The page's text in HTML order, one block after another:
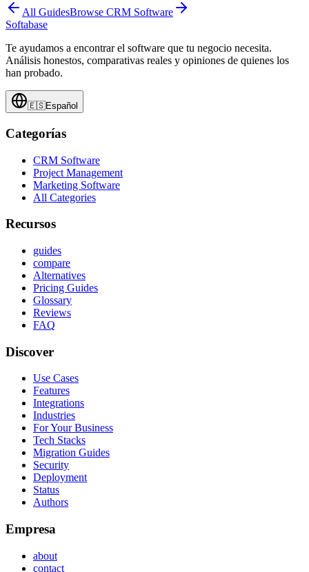
All GuidesBrowse CRM Software
Softabase
Te ayudamos a encontrar el software que tu negocio necesita.
Análisis honestos, comparativas reales y opiniones de quienes los
han probado.
🇪🇸Español
Categorías
CRM Software
Project Management
Marketing Software
All Categories
Recursos
guides
compare
Alternatives
Pricing Guides
Glossary
Reviews
FAQ
Discover
Use Cases
Features
Integrations
Industries
For Your Business
Tech Stacks
Migration Guides
Security
Deployment
Status
Authors
Empresa
about
contact